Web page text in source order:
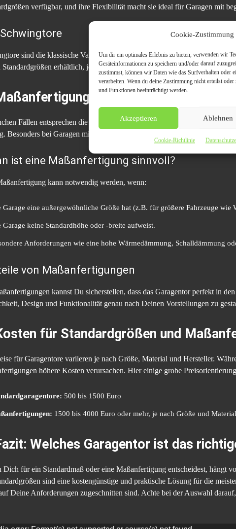
Cookie-Zustimmung
Um dir ein optimales Erlebnis zu bieten, verwenden wir
Geräteinformationen zu speichern und/oder darauf
zustimmst, können wir Daten wie das Surfverhalten oder
verarbeiten. Wenn du deine Zustimmung nicht erteilst
und Funktionen beeinträchtigt werden.
Akzeptieren Ablehnen
Cookie-Richtlinie
verfügbar, und ihre Flexibilität macht sie ideal für Garagen mit
sind die klassische Variante von Garagentoren. Sie öffnen sich
Standardgrößen erhältlich, jedoch sind sie eher für größere Garagen
für Garagentore
Fällen entsprechen die Standardgrößen nicht den Anforderungen
Besonders bei Garagen mit ungewöhnlichen Abmessungen oder
ist eine Maßanfertigung sinnvoll?
kann notwendig werden, wenn:
Garage eine außergewöhnliche Größe hat (z.B. für größere Fahrzeuge wie
Garage keine Standardhöhe oder -breite aufweist.
Anforderungen wie eine hohe Wärmedämmung, Schalldämmung
von Maßanfertigungen
kannst Du sicherstellen, dass das Garagentor perfekt in
Design und Funktionalität genau nach Deinen Vorstellungen zu
für Standardgrößen und
für Garagentore variieren je nach Größe, Material und Hersteller.
höhere Kosten verursachen. Hier einige grobe
500 bis 1500 Euro
1500 bis 4000 Euro oder mehr, je nach Größe und Material
Welches Garagentor ist das
Dich für ein Standardmaß oder eine Maßanfertigung entscheidest, hängt
sind eine kostengünstige und praktische Lösung für die
Deine Anforderungen zugeschnitten sind. Achte bei der Auswahl